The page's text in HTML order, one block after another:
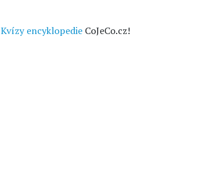
Kvízy encyklopedie CoJeCo.cz!